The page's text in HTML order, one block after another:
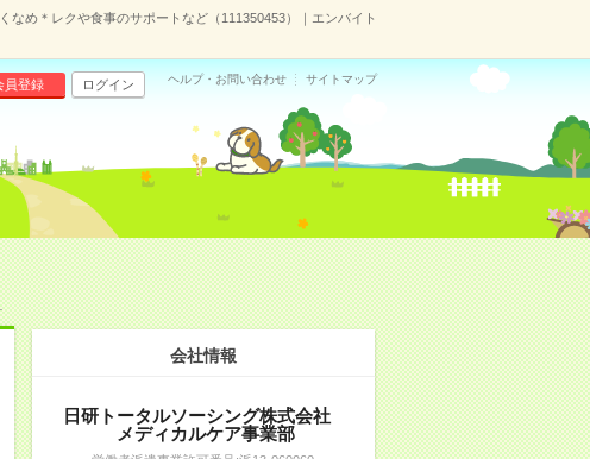
なめ＊レクや食事のサポートなど（111350453）｜エンバイト
員登録 ログイン ヘルプ・お問い合わせ サイトマップ
会社情報
日研トータルソーシング株式会社
メディカルケア事業部